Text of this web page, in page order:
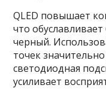
QLED повышает
что
черный.
точек
светодиодная
усиливает